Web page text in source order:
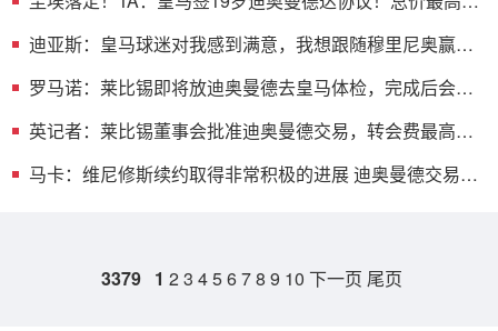
迪亚斯：皇马球迷对我感到满意，我想跟随穆里尼奥赢得
罗马诺：莱比锡即将放迪奥曼德去皇马体检，完成后会正
英记者：莱比锡董事会批准迪奥曼德交易，转会费最高可
马卡：维尼修斯续约取得非常积极的进展 迪奥曼德交易已
3379 1 2 3 45678 9 10 下一页 尾页